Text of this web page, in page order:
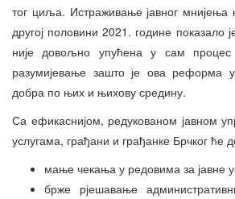
тог циља. Истраживање јавног мнијења
другој половини 2021. године показало
није довољно упућена у сам
разумијевање зашто је ова реформа
добра по њих и њихову средину.
Са ефикаснијом, редукованом јавном
услугама, грађани и грађанке Брчког ће
мање чекања у редовима за јавне
брже рјешавање